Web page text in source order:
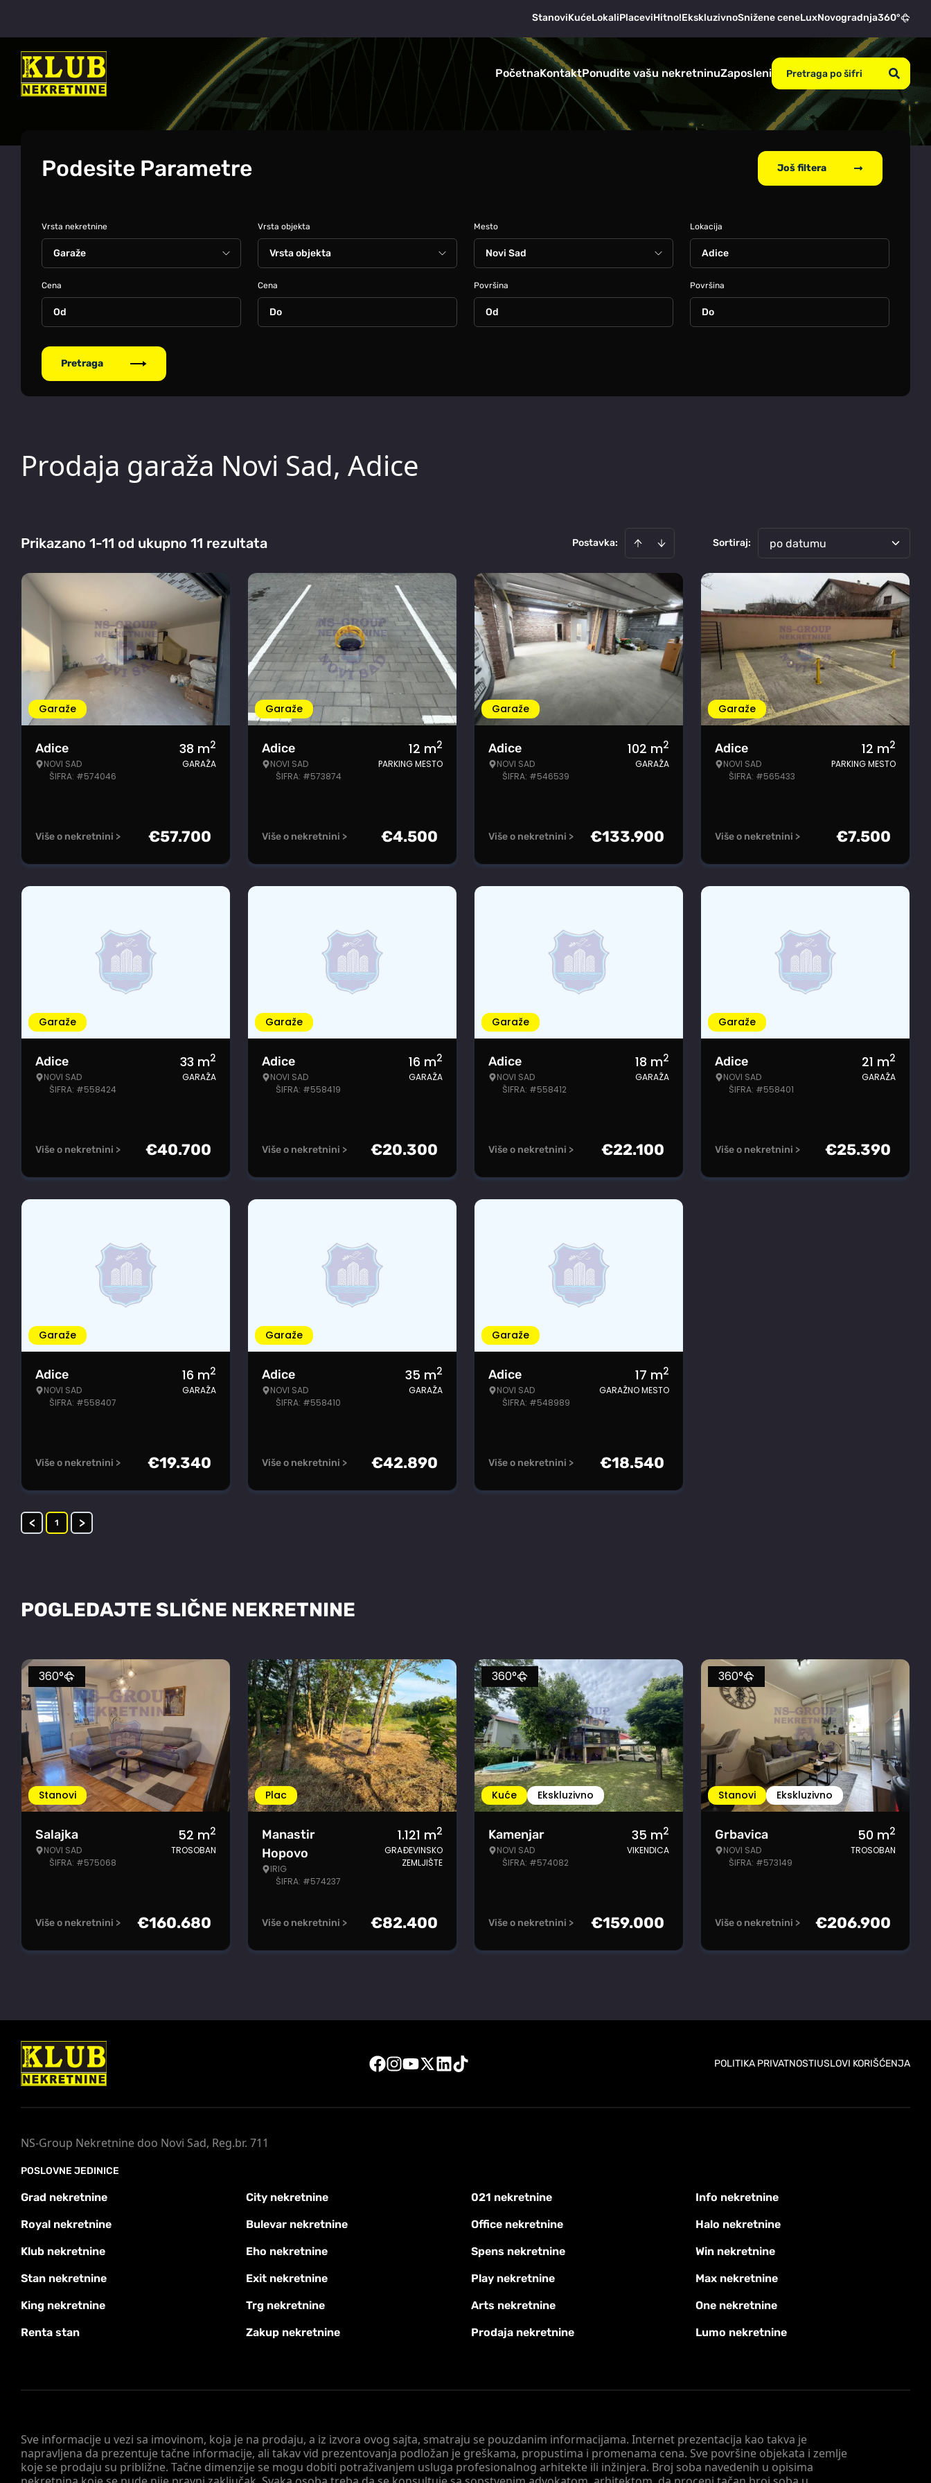
StanoviKućeLokaliPlaceviHitno!EkskluzivnoSnižene ceneLuxNovogradnja360°
PočetnaKontaktPonudite vašu nekretninuZaposleni
Podesite Parametre Još filtera
Vrsta nekretnine Vrsta objekta Mesto Lokacija
Adice
Cena Cena Površina Površina
Pretraga
Prodaja garaža Novi Sad, Adice
Prikazano 1-11 od ukupno 11 rezultata Postavka: Sortiraj: po datumu
Garaže
Adice
NOVI SAD
ŠIFRA: #574046
38 m2
GARAŽA
Više o nekretnini > €57.700
Garaže
Adice
NOVI SAD
ŠIFRA: #573874
12 m2
PARKING MESTO
Više o nekretnini > €4.500
Garaže
Adice
NOVI SAD
ŠIFRA: #546539
102 m2
GARAŽA
Više o nekretnini > €133.900
Garaže
Adice
NOVI SAD
ŠIFRA: #565433
12 m2
PARKING MESTO
Više o nekretnini > €7.500
Garaže
Adice
NOVI SAD
ŠIFRA: #558424
33 m2
GARAŽA
Više o nekretnini > €40.700
Garaže
Adice
NOVI SAD
ŠIFRA: #558419
16 m2
GARAŽA
Više o nekretnini > €20.300
Garaže
Adice
NOVI SAD
ŠIFRA: #558412
18 m2
GARAŽA
Više o nekretnini > €22.100
Garaže
Adice
NOVI SAD
ŠIFRA: #558401
21 m2
GARAŽA
Više o nekretnini > €25.390
Garaže
Adice
NOVI SAD
ŠIFRA: #558407
16 m2
GARAŽA
Više o nekretnini > €19.340
Garaže
Adice
NOVI SAD
ŠIFRA: #558410
35 m2
GARAŽA
Više o nekretnini > €42.890
Garaže
Adice
NOVI SAD
ŠIFRA: #548989
17 m2
GARAŽNO MESTO
Više o nekretnini > €18.540
< 1 >
POGLEDAJTE SLIČNE NEKRETNINE
Stanovi
360°
Salajka
NOVI SAD
ŠIFRA: #575068
52 m2
TROSOBAN
Više o nekretnini > €160.680
Plac
Manastir
Hopovo
IRIG
ŠIFRA: #574237
1.121 m2
GRAĐEVINSKO
ZEMLJIŠTE
Više o nekretnini > €82.400
Kuće Ekskluzivno
360°
Kamenjar
NOVI SAD
ŠIFRA: #574082
35 m2
VIKENDICA
Više o nekretnini > €159.000
Stanovi Ekskluzivno
360°
Grbavica
NOVI SAD
ŠIFRA: #573149
50 m2
TROSOBAN
Više o nekretnini > €206.900
POLITIKA PRIVATNOSTIUSLOVI KORIŠĆENJA
Sve informacije u vezi sa imovinom, koja je na prodaju, a iz izvora ovog sajta, smatraju se pouzdanim informacijama. Internet prezentacija kao takva je
napravljena da prezentuje tačne informacije, ali takav vid prezentovanja podložan je greškama, propustima i promenama cena. Sve površine objekata i zemlje
koje se prodaju su približne. Tačne dimenzije se mogu dobiti potraživanjem usluga profesionalnog arhitekte ili inžinjera. Broj soba navedenih u opisima
NS-Group Nekretnine doo Novi Sad, Reg.br. 711
POSLOVNE JEDINICE
Grad nekretnine City nekretnine 021 nekretnine Info nekretnine
Royal nekretnine Bulevar nekretnine Office nekretnine Halo nekretnine
Klub nekretnine Eho nekretnine Spens nekretnine Win nekretnine
Stan nekretnine Exit nekretnine Play nekretnine Max nekretnine
King nekretnine Trg nekretnine Arts nekretnine One nekretnine
Renta stan Zakup nekretnine Prodaja nekretnine Lumo nekretnine